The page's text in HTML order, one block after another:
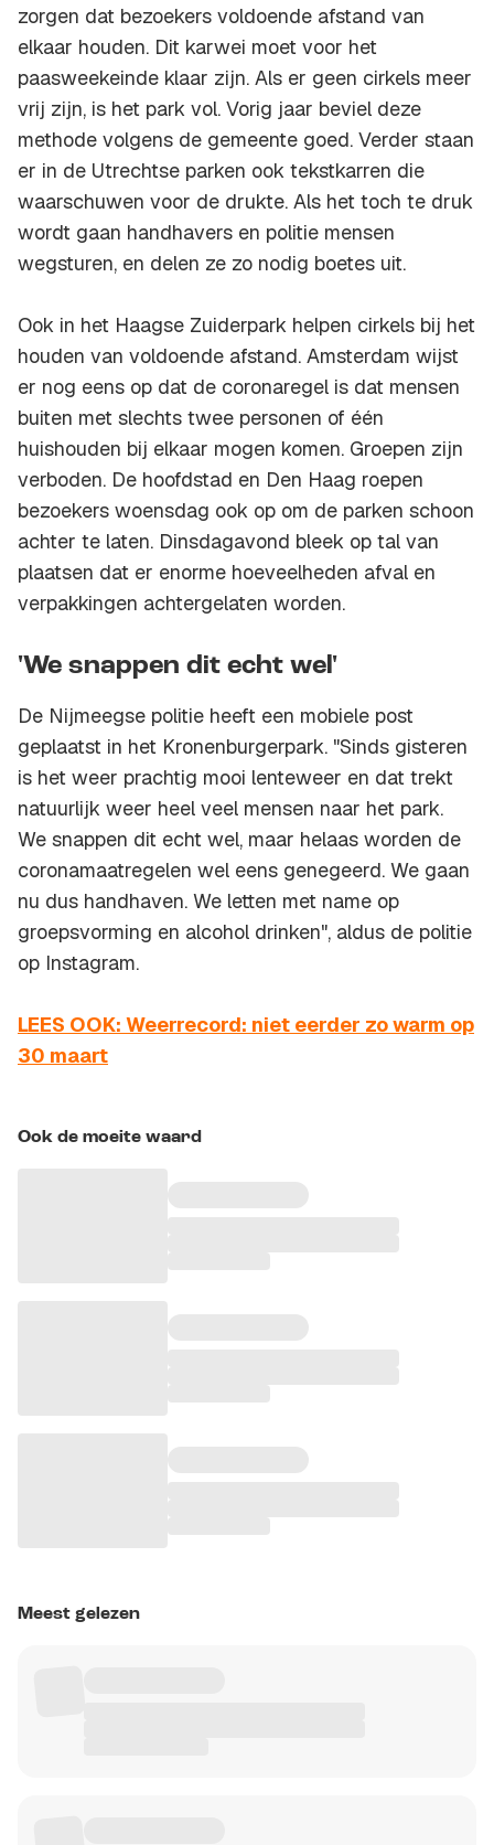
zorgen dat bezoekers voldoende afstand van
elkaar houden. Dit karwei moet voor het
paasweekeinde klaar zijn. Als er geen cirkels meer
vrij zijn, is het park vol. Vorig jaar beviel deze
methode volgens de gemeente goed. Verder staan
er in de Utrechtse parken ook tekstkarren die
waarschuwen voor de drukte. Als het toch te druk
wordt gaan handhavers en politie mensen
wegsturen, en delen ze zo nodig boetes uit.
Ook in het Haagse Zuiderpark helpen cirkels bij het
houden van voldoende afstand. Amsterdam wijst
er nog eens op dat de coronaregel is dat mensen
buiten met slechts twee personen of één
huishouden bij elkaar mogen komen. Groepen zijn
verboden. De hoofdstad en Den Haag roepen
bezoekers woensdag ook op om de parken schoon
achter te laten. Dinsdagavond bleek op tal van
plaatsen dat er enorme hoeveelheden afval en
verpakkingen achtergelaten worden.
'We snappen dit echt wel'
De Nijmeegse politie heeft een mobiele post
geplaatst in het Kronenburgerpark. "Sinds gisteren
is het weer prachtig mooi lenteweer en dat trekt
natuurlijk weer heel veel mensen naar het park.
We snappen dit echt wel, maar helaas worden de
coronamaatregelen wel eens genegeerd. We gaan
nu dus handhaven. We letten met name op
groepsvorming en alcohol drinken", aldus de politie
op Instagram.
LEES OOK: Weerrecord: niet eerder zo warm op
30 maart
Ook de moeite waard
Meest gelezen